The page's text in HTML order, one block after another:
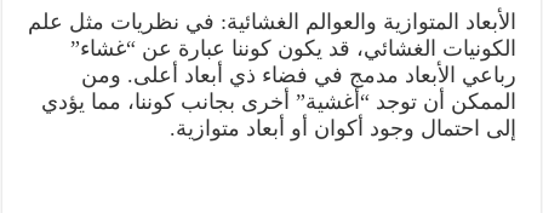
الأبعاد المتوازية والعوالم الغشائية: في نظريات مثل علم
الكونيات الغشائي، قد يكون كوننا عبارة عن “غشاء”
رباعي الأبعاد مدمج في فضاء ذي أبعاد أعلى. ومن
الممكن أن توجد “أغشية” أخرى بجانب كوننا، مما يؤدي
إلى احتمال وجود أكوان أو أبعاد متوازية.